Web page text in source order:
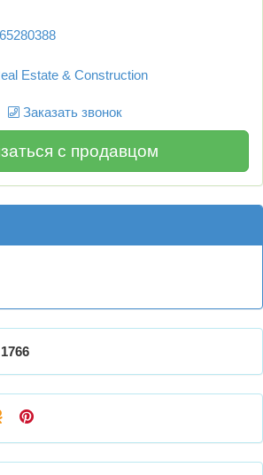
Estate & Construction
Заказать звонок
с продавцом
1766